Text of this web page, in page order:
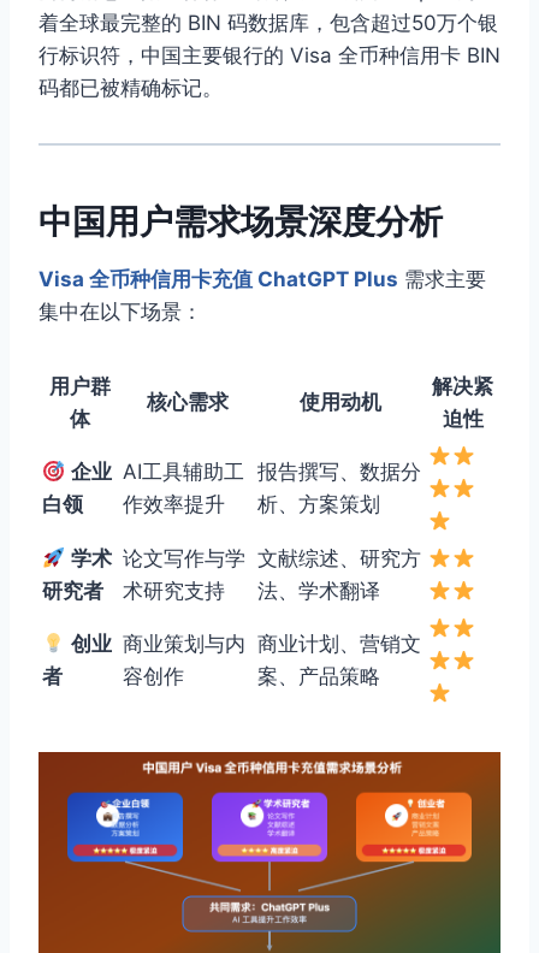
着全球最完整的 BIN 码数据库，包含超过50万个银
行标识符，中国主要银行的 Visa 全币种信用卡 BIN
码都已被精确标记。
中国用户需求场景深度分析
Visa 全币种信用卡充值 ChatGPT Plus 需求主要
集中在以下场景：
用户群
体
核心需求 使用动机
解决紧
迫性
企业
白领
AI工具辅助工
作效率提升
报告撰写、数据分
析、方案策划
学术
研究者
论文写作与学
术研究支持
文献综述、研究方
法、学术翻译
创业
者
商业策划与内
容创作
商业计划、营销文
案、产品策略